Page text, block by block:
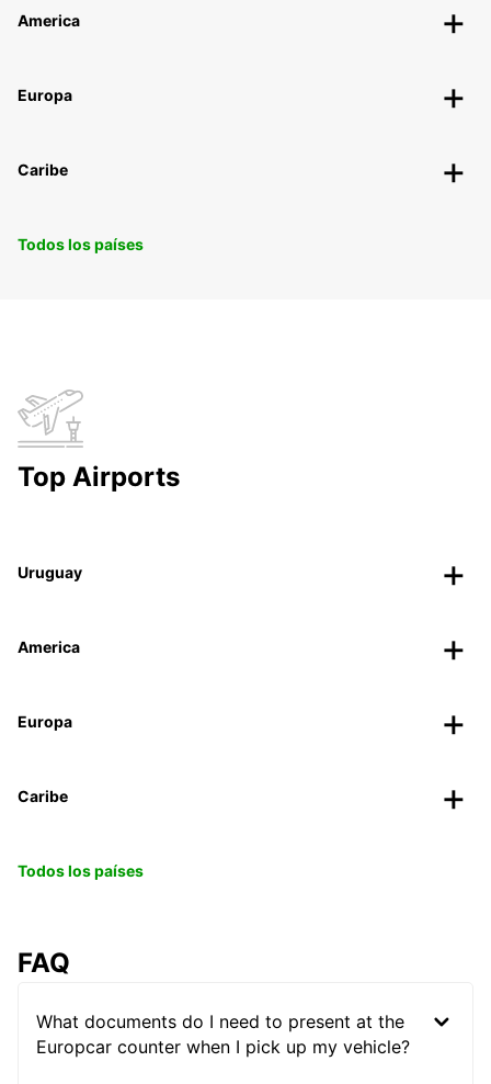
America
Europa
Caribe
Todos los países
Top Airports
Uruguay
America
Europa
Caribe
Todos los países
FAQ
What documents do I need to present at the
Europcar counter when I pick up my vehicle?